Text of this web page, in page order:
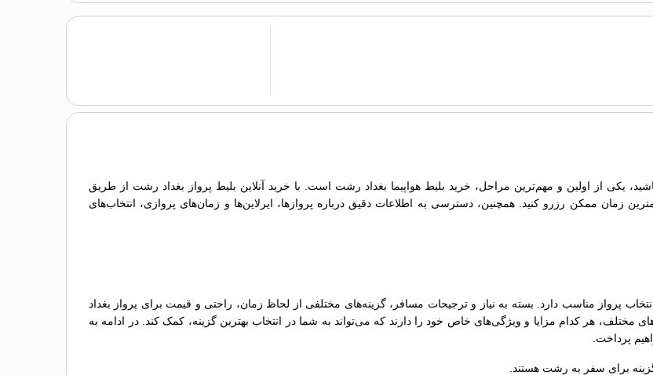
یکی از اولین و مهم‌ترین مراحل، خرید بلیط هواپیما بغداد رشت است. با خرید آنلاین بلیط پرواز بغداد رشت از طریق
زمان ممکن رزرو کنید. همچنین، دسترسی به اطلاعات دقیق درباره پروازها، ایرلاین‌ها و زمان‌های پروازی، انتخاب‌های
پرواز مناسب دارد. بسته به نیاز و ترجیحات مسافر، گزینه‌های مختلفی از لحاظ زمان، راحتی و قیمت برای پرواز بغداد
مختلف، هر کدام مزایا و ویژگی‌های خاص خود را دارند که می‌تواند به شما در انتخاب بهترین گزینه، کمک کند. در ادامه به
پرداخت.
برای سفر به رشت هستند.